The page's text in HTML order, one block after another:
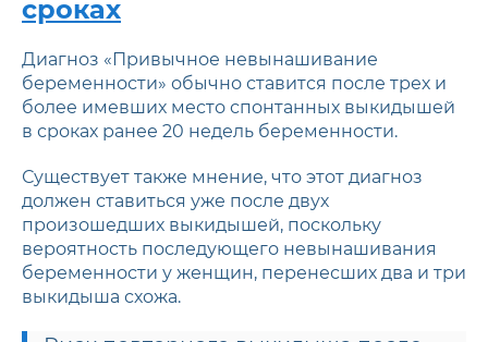
сроках
Диагноз «Привычное невынашивание
беременности» обычно ставится после трех и
более имевших место спонтанных выкидышей
в сроках ранее 20 недель беременности.
Существует также мнение, что этот диагноз
должен ставиться уже после двух
произошедших выкидышей, поскольку
вероятность последующего невынашивания
беременности у женщин, перенесших два и три
выкидыша схожа.